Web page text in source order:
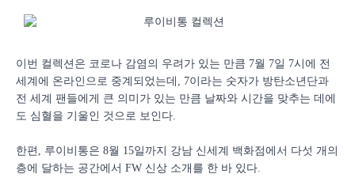
이번 컬렉션은 코로나 감염의 우려가 있는 만큼 7월 7일 7시에 전
세계에 온라인으로 중계되었는데, 7이라는 숫자가 방탄소년단과
전 세계 팬들에게 큰 의미가 있는 만큼 날짜와 시간을 맞추는 데에
도 심혈을 기울인 것으로 보인다.
한편, 루이비통은 8월 15일까지 강남 신세계 백화점에서 다섯 개의
층에 달하는 공간에서 FW 신상 소개를 한 바 있다.